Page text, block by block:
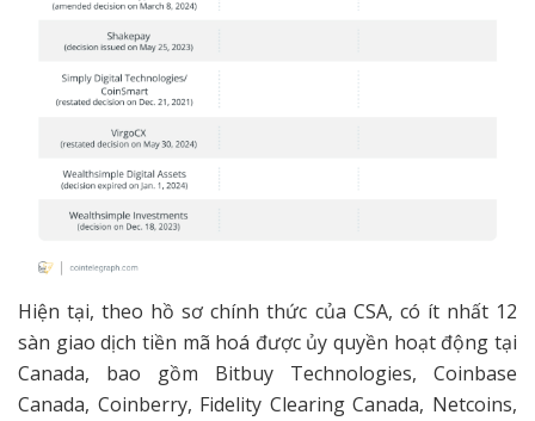
Hiện tại, theo hồ sơ chính thức của CSA, có ít nhất 12
sàn giao dịch tiền mã hoá được ủy quyền hoạt động tại
Canada, bao gồm Bitbuy Technologies, Coinbase
Canada, Coinberry, Fidelity Clearing Canada, Netcoins,